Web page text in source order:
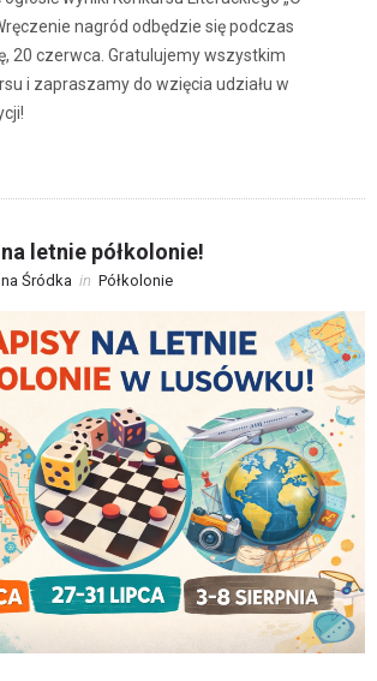
nagród odbędzie się podczas
20 czerwca. Gratulujemy wszystkim
i zapraszamy do wzięcia udziału w
letnie półkolonie!
Śródka in Półkolonie